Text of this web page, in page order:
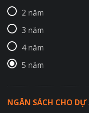
2 năm
3 năm
4 năm
5 năm
NGÂN SÁCH CHO